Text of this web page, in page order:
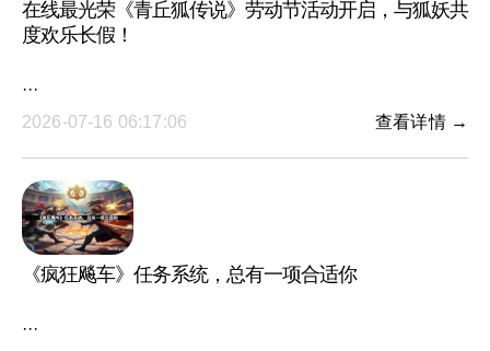
在线最光荣《青丘狐传说》劳动节活动开启，与狐妖共
度欢乐长假！
···
2026-07-16 06:17:06
查看详情 →
《疯狂飚车》任务系统，总有一项合适你
···